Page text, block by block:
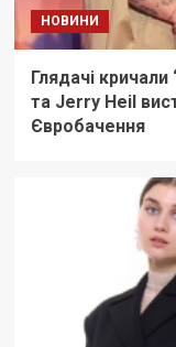
НОВИНИ
Глядачі
та Jerry Heil
Євробачення